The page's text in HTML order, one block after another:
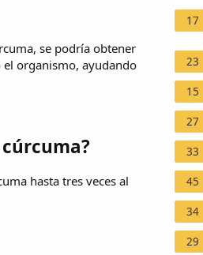
se podría obtener
organismo, ayudando
hasta tres veces al
17
23
15
27
33
45
34
29